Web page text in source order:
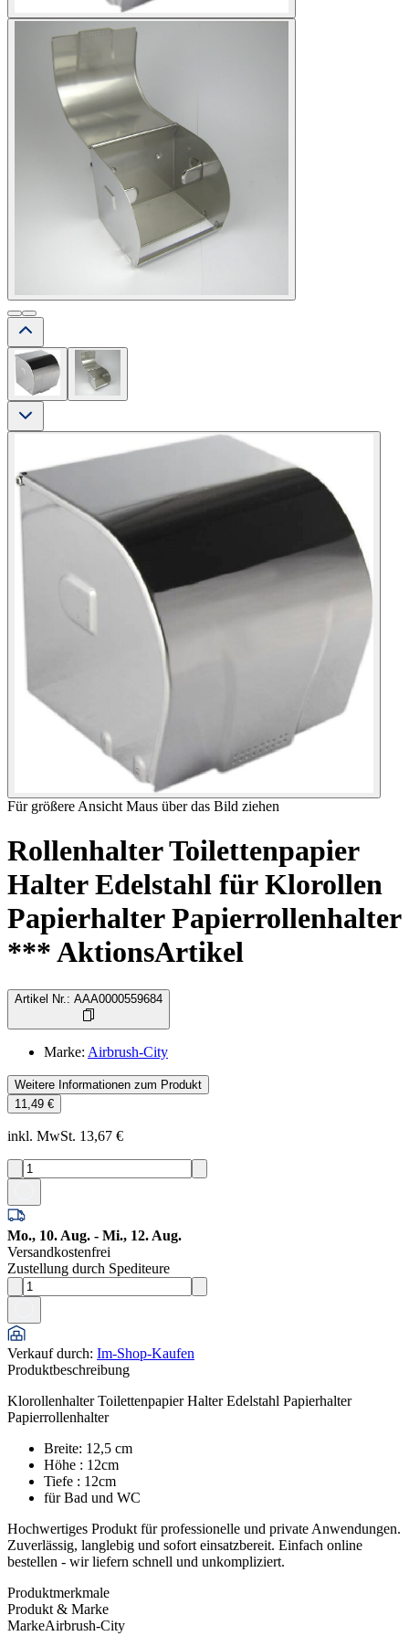
Für größere Ansicht Maus über das Bild ziehen
Rollenhalter Toilettenpapier
Halter Edelstahl für Klorollen
Papierhalter Papierrollenhalter
*** AktionsArtikel
Artikel Nr. : AAA0000559684
Marke: Airbrush-City
Weitere Informationen zum Produkt
11,49 €
inkl. MwSt. 13,67 €
Mo., 10. Aug. - Mi., 12. Aug.
Versandkostenfrei
Zustellung durch Spediteure
Verkauf durch: Im-Shop-Kaufen
Produktbeschreibung
Klorollenhalter Toilettenpapier Halter Edelstahl Papierhalter
Papierrollenhalter
Breite: 12,5 cm
Höhe : 12cm
Tiefe : 12cm
für Bad und WC
Hochwertiges Produkt für professionelle und private Anwendungen.
Zuverlässig, langlebig und sofort einsatzbereit. Einfach online
bestellen - wir liefern schnell und unkompliziert.
Produktmerkmale
Produkt & Marke
MarkeAirbrush-City